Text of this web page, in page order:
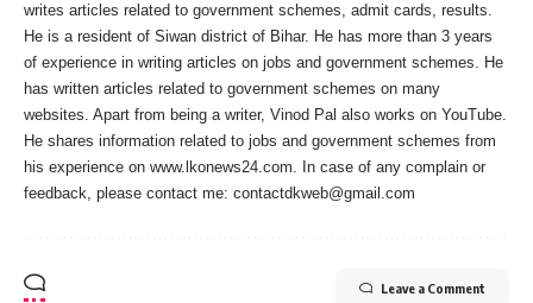
writes articles related to government schemes, admit cards, results.
He is a resident of Siwan district of Bihar. He has more than 3 years
of experience in writing articles on jobs and government schemes. He
has written articles related to government schemes on many
websites. Apart from being a writer, Vinod Pal also works on YouTube.
He shares information related to jobs and government schemes from
his experience on www.lkonews24.com. In case of any complain or
feedback, please contact me: contactdkweb@gmail.com
Leave a Comment